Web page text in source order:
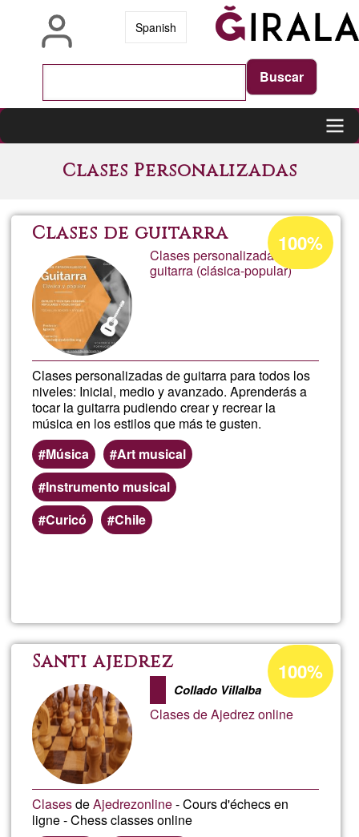
Spanish
navigation
Clases Personalizadas
Clases de guitarra
Clases personalizadas de
guitarra (clásica-popular)
Clases personalizadas de guitarra para todos los
niveles: Inicial, medio y avanzado. Aprenderás a
tocar la guitarra pudiendo crear y recrear la
música en los estilos que más te gusten.
Música
Art musical
Instrumento musical
Curicó
Chile
Percentatge
d'acceptació
de
100%
de
Santi ajedrez
Collado Villalba
Clases de Ajedrez online
ClasesdeAjedrezonline- Cours d'échecs en
ligne - Chess classes online
Percentatge
d'acceptació
de
G1
100%